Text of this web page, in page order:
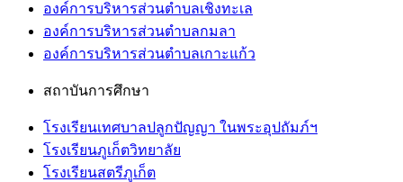
องค์การบริหารส่วนตำบลเชิงทะเล
องค์การบริหารส่วนตำบลกมลา
องค์การบริหารส่วนตำบลเกาะแก้ว
สถาบันการศึกษา
โรงเรียนเทศบาลปลูกปัญญา ในพระอุปถัมภ์ฯ
โรงเรียนภูเก็ตวิทยาลัย
โรงเรียนสตรีภูเก็ต